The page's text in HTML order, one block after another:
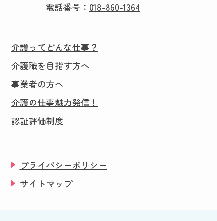
電話番号： 018-860-1364
介護ってどんな仕事？
介護職を目指す方へ
事業者の方へ
介護の仕事魅力発信！
認証評価制度
プライバシーポリシー
サイトマップ